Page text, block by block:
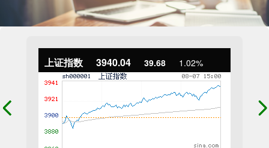
上证指数 3940.04 39.68 1.02%